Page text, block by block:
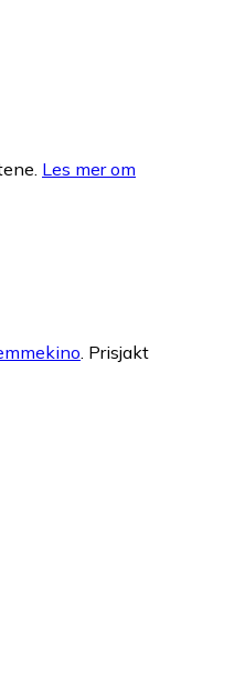
Les mer om
. Prisjakt